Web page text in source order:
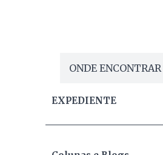
ONDE
EXPEDIENTE